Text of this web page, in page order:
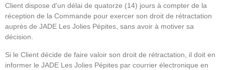
Client dispose d'un délai de quatorze (14) jours à compter de la
réception de la Commande pour exercer son droit de rétractation
auprès de JADE Les Jolies Pépites, sans avoir à motiver sa
décision.
Si le Client décide de faire valoir son droit de rétractation, il doit en
informer le JADE Les Jolies Pépites par courrier électronique en